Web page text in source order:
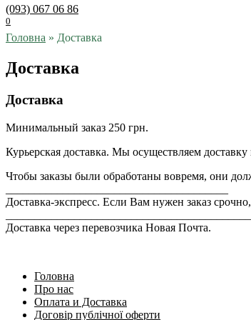
(093) 067 06 86
0
Головна » Доставка
Доставка
Доставка
Минимальный заказ 250 грн.
Курьерская доставка. Мы осуществляем
Чтобы заказы были обработаны вовремя, они
Доставка-экспресс. Если Вам нужен заказ
Доставка через перевозчика Новая Почта.
Головна
Про нас
Оплата и Доставка
Договір публічної оферти